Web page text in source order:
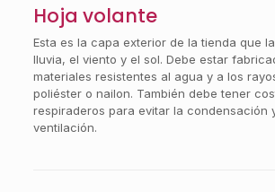
Hoja volante
Esta es la capa exterior de la tienda que
lluvia, el viento y el sol. Debe estar
materiales resistentes al agua y a los
poliéster o nailon. También debe tener
respiraderos para evitar la condensación
ventilación.